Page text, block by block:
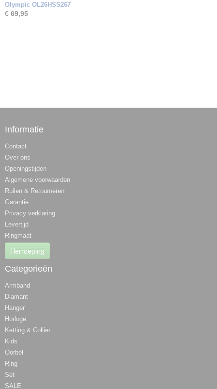
Olympic OL26HSS267
€ 69,95
Informatie
Contact
Over ons
Openingstijden
Algemene voorwaarden
Ruilen & Retourneren
Garantie
Privacy verklaring
Levertijd
Ringmaat
Herroeping
Categorieën
Armband
Diamant
Hanger
Horloge
Ketting & Collier
Kids
Oorbel
Ring
Set
SALE